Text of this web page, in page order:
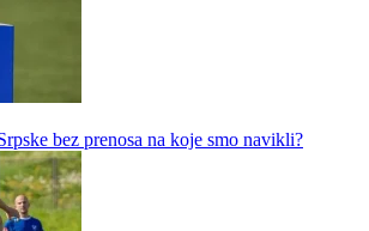
na utakmici Slavije, na stadionu ga sačekao